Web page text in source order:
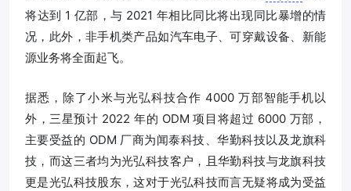
将达到 1 亿部，与 2021 年相比同比将出现同比暴增的情
况，此外，非手机类产品如汽车电子、可穿戴设备、新能
源业务将全面起飞。
据悉，除了小米与光弘科技合作 4000 万部智能手机以
外，三星预计 2022 年的 ODM 项目将超过 6000 万部，
主要受益的 ODM 厂商为闻泰科技、华勤科技以及龙旗科
技，而这三者均为光弘科技客户，且华勤科技与龙旗科技
更是光弘科技股东，这对于光弘科技而言无疑将成为受益